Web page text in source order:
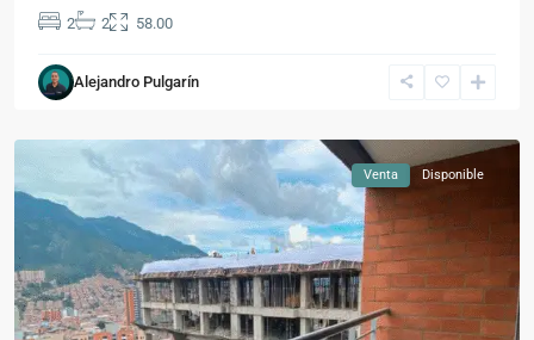
2 2 58.00
Alejandro Pulgarín
-
Santa
Ana,
Venta Disponible